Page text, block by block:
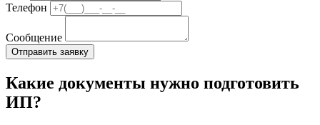
Телефон
Сообщение
Какие документы нужно подготовить
ИП?